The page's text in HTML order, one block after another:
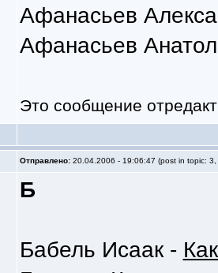
Афанасьев
Афанасьев
Это сообщение
Отправлено: 20.04.2006 - 19:06:47 (post in topic: 3,
Б
Бабель Исаак -